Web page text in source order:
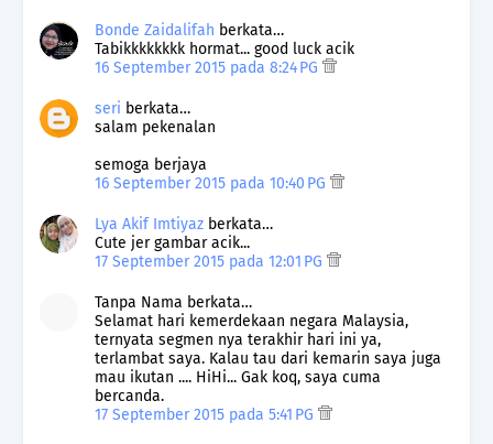
Bonde Zaidalifah berkata…
Tabikkkkkkkk hormat... good luck acik
16 September 2015 pada 8:24 PG
seri berkata…
salam pekenalan
semoga berjaya
16 September 2015 pada 10:40 PG
Lya Akif Imtiyaz berkata…
Cute jer gambar acik...
17 September 2015 pada 12:01 PG
Tanpa Nama berkata…
Selamat hari kemerdekaan negara Malaysia,
ternyata segmen nya terakhir hari ini ya,
terlambat saya. Kalau tau dari kemarin saya juga
mau ikutan .... HiHi... Gak koq, saya cuma
bercanda.
17 September 2015 pada 5:41 PG